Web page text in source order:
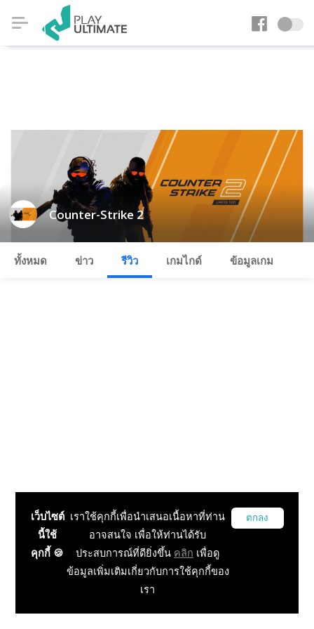
Counter-Strike 2
ทั้งหมด ข่าว รีวิว เกมไกด์ ข้อมูลเกม
เว็บไซต์
นี้ใช้
คุกกี้ 🍪
เราใช้คุกกี้เพื่อนำเสนอเนื้อหาที่ท่าน
อาจสนใจ เพื่อให้ท่านได้รับ
ประสบการณ์ที่ดียิ่งขึ้น คลิก เพื่อดู
ข้อมูลเพิ่มเติมเกี่ยวกับการใช้คุกกี้ของ
เรา
ตกลง